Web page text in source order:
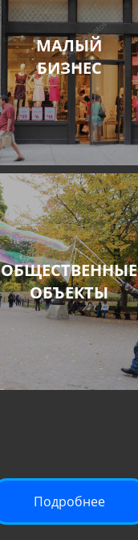
МАЛЫЙ
БИЗНЕС
ОБЩЕСТВЕННЫЕ
ОБЪЕКТЫ
Подробнее